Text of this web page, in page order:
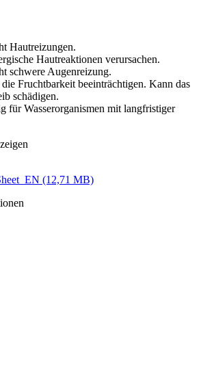
Hautreizungen.
Hautreaktionen verursachen.
schwere Augenreizung.
Fruchtbarkeit beeinträchtigen. Kann das
schädigen.
für Wasserorganismen mit langfristiger
(12,71 MB)